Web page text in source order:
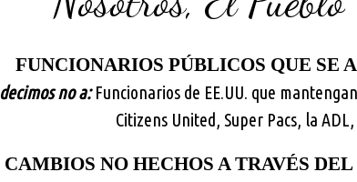
FUNCIONARIOS PÚBLICOS QUE SE
decimos no a:Funcionarios de EE.UU. que
Citizens United, Super Pacs, la
CAMBIOS NO HECHOS A TRAVÉS